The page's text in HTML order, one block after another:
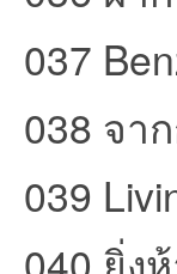
037
038 จา
039